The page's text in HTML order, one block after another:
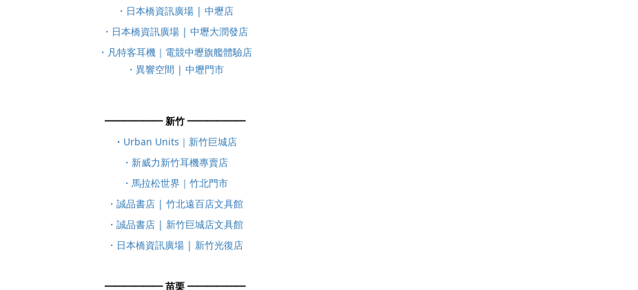
・日本橋資訊廣場 | 中壢店
・日本橋資訊廣場 | 中壢大潤發店
・凡特客耳機｜電競中壢旗艦體驗店
・異響空間 | 中壢門市
━━━​​​━━━ 新竹 ━━━​​​━━━
・ Urban Units｜新竹巨城店​
・新威力新竹耳機專賣店
・馬拉松世界｜竹北門市
・誠品書店 | 竹北遠百店文具館
・誠品書店 | 新竹巨城店文具館
・日本橋資訊廣場 | 新竹光復店
━━━​​​━━━ 苗栗 ━━━​​​━━━